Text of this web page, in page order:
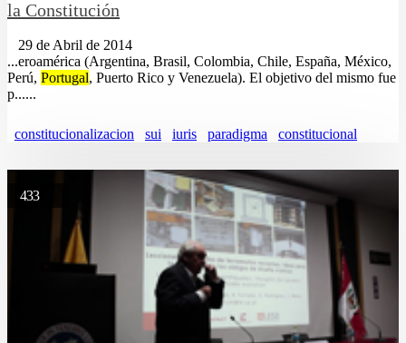
la Constitución
29 de Abril de 2014
...eroamérica (Argentina, Brasil, Colombia, Chile, España, México,
Perú, Portugal, Puerto Rico y Venezuela). El objetivo del mismo fue
p......
constitucionalizacion sui iuris paradigma constitucional
433